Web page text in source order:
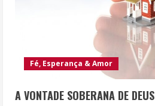
Fé, Esperança & Amor
A VONTADE SOBERANA DE DEUS